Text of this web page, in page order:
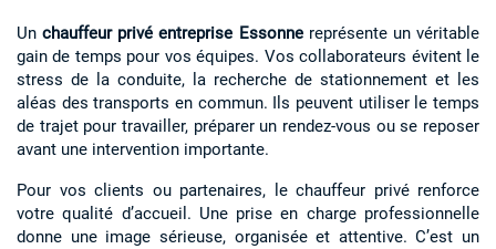
Unchauffeur privé entreprise Essonnereprésente un véritable
gain de temps pour vos équipes. Vos collaborateurs évitent le
stress de la conduite, la recherche de stationnement et les
aléas des transports en commun. Ils peuvent utiliser le temps
de trajet pour travailler, préparer un rendez-vous ou se reposer
avant une intervention importante.
Pour vos clients ou partenaires, le chauffeur privé renforce
votre qualité d’accueil. Une prise en charge professionnelle
donne une image sérieuse, organisée et attentive. C’est un